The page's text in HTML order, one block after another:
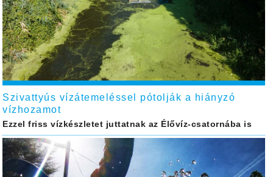
Szivattyús vízátemeléssel pótolják a hiányzó
vízhozamot
Ezzel friss vízkészletet juttatnak az Élővíz-csatornába is